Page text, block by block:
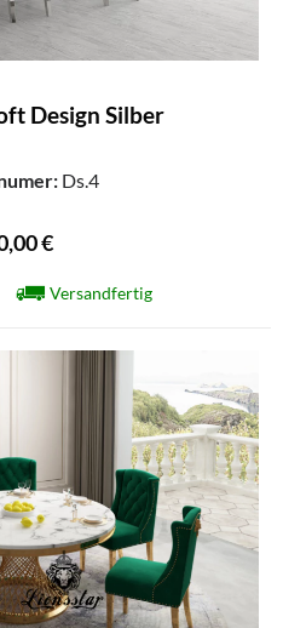
Design Silber
Ds.4
€
Versandfertig